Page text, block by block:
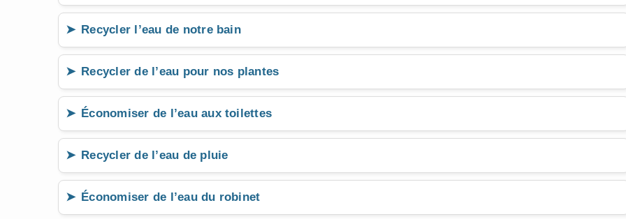
Recycler l’eau de notre bain
Recycler de l’eau pour nos plantes
Économiser de l’eau aux toilettes
Recycler de l’eau de pluie
Économiser de l’eau du robinet